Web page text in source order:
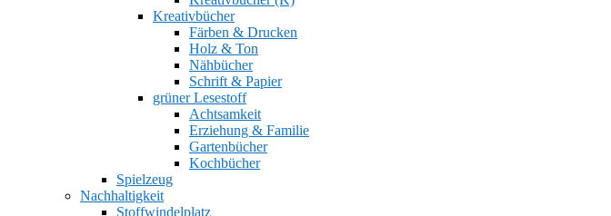
Kreativbücher
Färben & Drucken
Holz & Ton
Nähbücher
Schrift & Papier
grüner Lesestoff
Achtsamkeit
Erziehung & Familie
Gartenbücher
Kochbücher
Spielzeug
Nachhaltigkeit
Stoffwindelplatz